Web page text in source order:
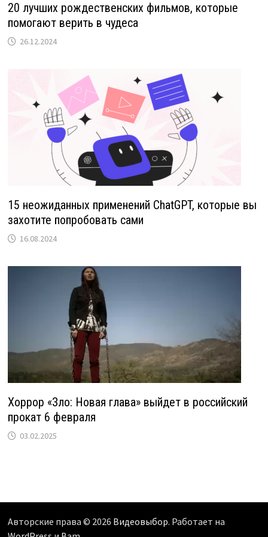
20 лучших рождественских фильмов, которые
помогают верить в чудеса
26.12.2024
15 неожиданных применений ChatGPT, которые вы
захотите попробовать сами
16.08.2024
Хоррор «Зло: Новая глава» выйдет в российский
прокат 6 февраля
03.02.2025
Авторские права © 2026 Видеовыбор. Работает на